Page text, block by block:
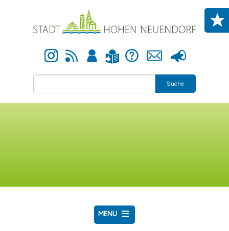
Instagram Newsfeed Anmelden Leichte Sprache Hilfe Kontakt Presse
Suche
MENU